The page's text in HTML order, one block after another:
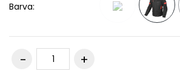
Barva: